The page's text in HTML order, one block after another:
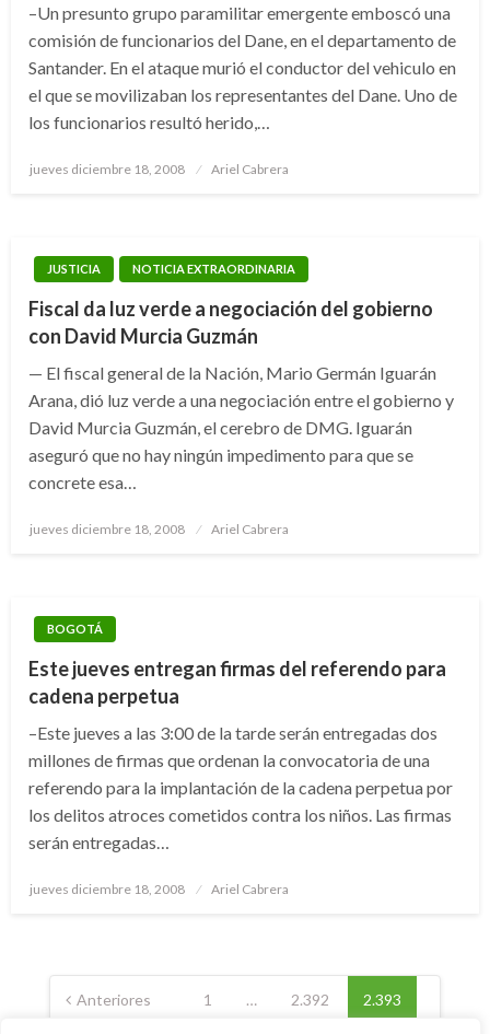
–Un presunto grupo paramilitar emergente emboscó una
comisión de funcionarios del Dane, en el departamento de
Santander. En el ataque murió el conductor del vehiculo en
el que se movilizaban los representantes del Dane. Uno de
los funcionarios resultó herido,…
Publicado
jueves diciembre 18, 2008 Ariel Cabrera
JUSTICIA NOTICIA EXTRAORDINARIA
Fiscal da luz verde a negociación del gobierno
con David Murcia Guzmán
— El fiscal general de la Nación, Mario Germán Iguarán
Arana, dió luz verde a una negociación entre el gobierno y
David Murcia Guzmán, el cerebro de DMG. Iguarán
aseguró que no hay ningún impedimento para que se
concrete esa…
Publicado
jueves diciembre 18, 2008 Ariel Cabrera
BOGOTÁ
Este jueves entregan firmas del referendo para
cadena perpetua
–Este jueves a las 3:00 de la tarde serán entregadas dos
millones de firmas que ordenan la convocatoria de una
referendo para la implantación de la cadena perpetua por
los delitos atroces cometidos contra los niños. Las firmas
serán entregadas…
Publicado
jueves diciembre 18, 2008 Ariel Cabrera
Paginación
de Anteriores 1 … 2.392 2.393